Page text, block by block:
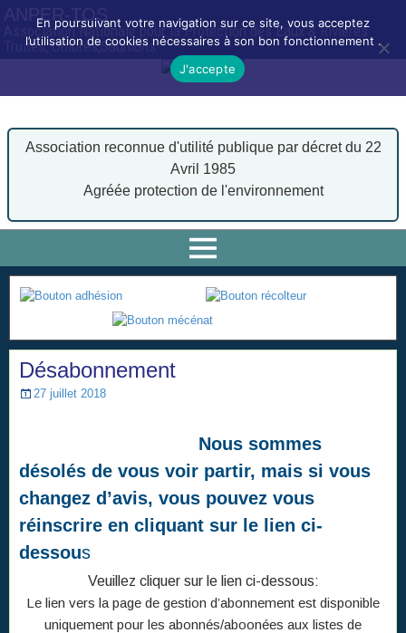
ANPER-TOS
Association Nationale pour la Protection des Eaux & Rivières
Truites, Ombres,Saumons
Association reconnue d'utilité publique par décret du 22
Avril 1985
Agréée protection de l'environnement
Désabonnement
27 juillet 2018
Nous sommes
désolés de vous voir partir, mais si vous
changez d’avis, vous pouvez vous
réinscrire en cliquant sur le lien ci-
dessous
Veuillez cliquer sur le lien ci-dessous:
Le lien vers la page de gestion d’abonnement est disponible
uniquement pour les abonnés/aboonées aux listes de
En poursuivant votre navigation sur ce site, vous acceptez
l’utilisation de cookies nécessaires à son bon fonctionnement .
J'accepte